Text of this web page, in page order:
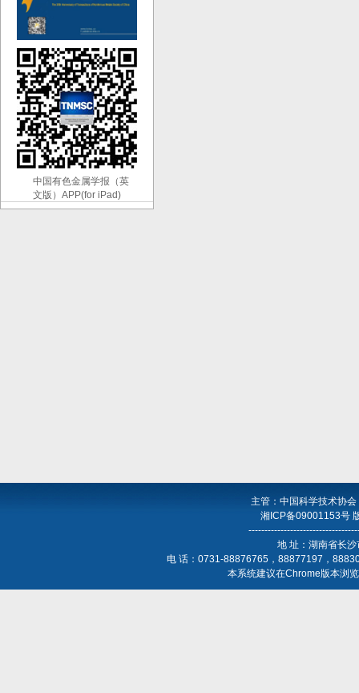
中国有色金属学报（英
文版）APP(for iPad)
主管：中国科学技术协
湘ICP备09001153号
地 址：湖南省长
电 话：0731-88876765，88877197，
本系统建议在Chrome版本浏